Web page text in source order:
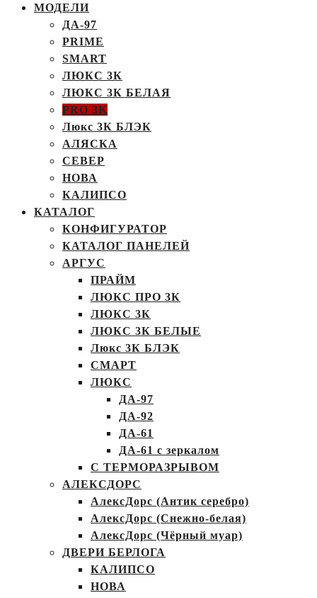
МОДЕЛИ
ДА-97
PRIME
SMART
ЛЮКС 3К
ЛЮКС 3К БЕЛАЯ
PRO 3K
Люкс 3К БЛЭК
АЛЯСКА
СЕВЕР
НОВА
КАЛИПСО
КАТАЛОГ
КОНФИГУРАТОР
КАТАЛОГ ПАНЕЛЕЙ
АРГУС
ПРАЙМ
ЛЮКС ПРО 3К
ЛЮКС 3К
ЛЮКС 3К БЕЛЫЕ
Люкс 3К БЛЭК
СМАРТ
ЛЮКС
ДА-97
ДА-92
ДА-61
ДА-61 с зеркалом
С ТЕРМОРАЗРЫВОМ
АЛЕКСДОРС
АлексДорс (Антик серебро)
АлексДорс (Снежно-белая)
АлексДорс (Чёрный муар)
ДВЕРИ БЕРЛОГА
КАЛИПСО
НОВА